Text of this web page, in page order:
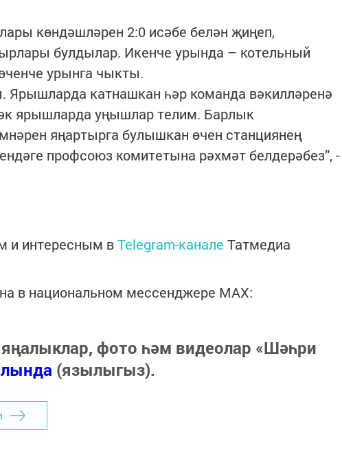
көндәшләрен 2:0 исәбе белән җиңеп,
булдылар. Икенче урында – котельный
урынга чыкты.
Ярышларда катнашкан һәр команда вәкилләренә
ярышларда уңышлар телим. Барлык
яңартырга булышкан өчен станциянең
профсоюз комитетына рәхмәт белдерәбез”, -
и интересным вTelegram-канале Татмедиа
в национальном мессенджере MАХ:
фото һәм видеолар «Шәһри
(язылыгыз).